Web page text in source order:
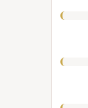
atarnat...